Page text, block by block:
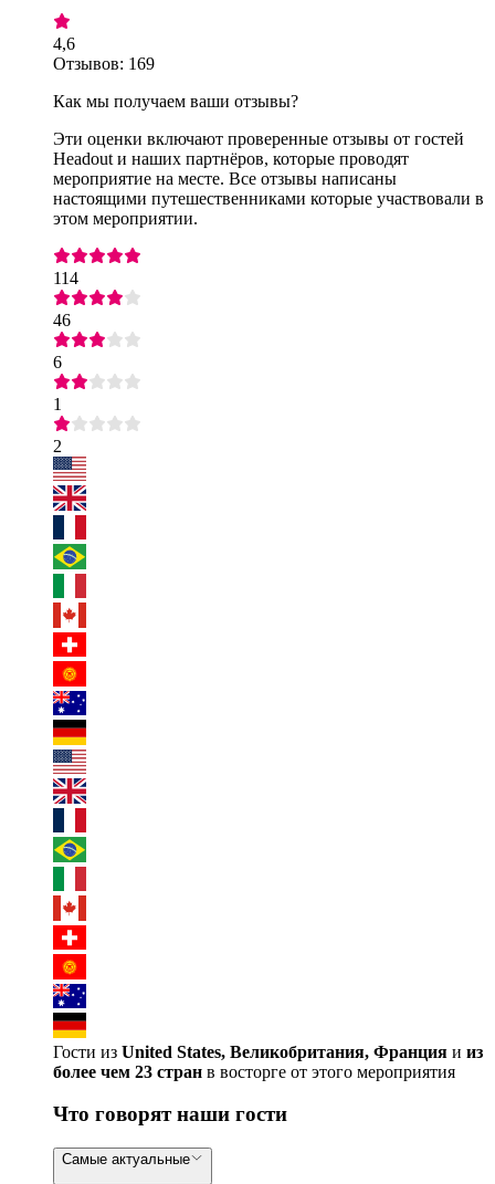
4,6
Отзывов: 169
Как мы получаем ваши отзывы?
Эти оценки включают проверенные отзывы от гостей
Headout и наших партнёров, которые проводят
мероприятие на месте. Все отзывы написаны
настоящими путешественниками которые участвовали в
этом мероприятии.
114
46
6
1
2
Гости из United States, Великобритания, Франция и из
более чем 23 стран в восторге от этого мероприятия
Что говорят наши гости
Самые актуальные